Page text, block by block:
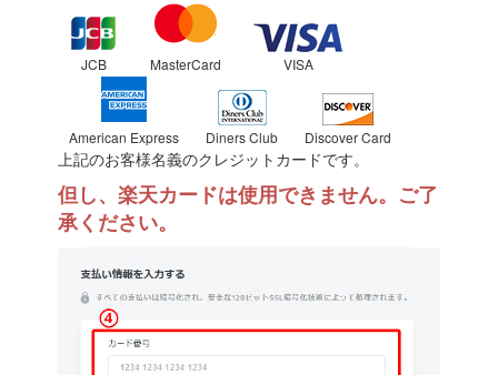
JCB MasterCard VISA
American Express Diners Club Discover Card
上記のお客様名義のクレジットカードです。
但し、楽天カードは使用できません。ご了
承ください。